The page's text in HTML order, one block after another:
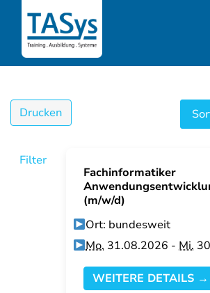
Drucken
Filter
Fachinformatiker
(m/w/d)
Ort: bundesweit
Mo. 31.08.2026 -Mi.
WEITERE DETAILS →